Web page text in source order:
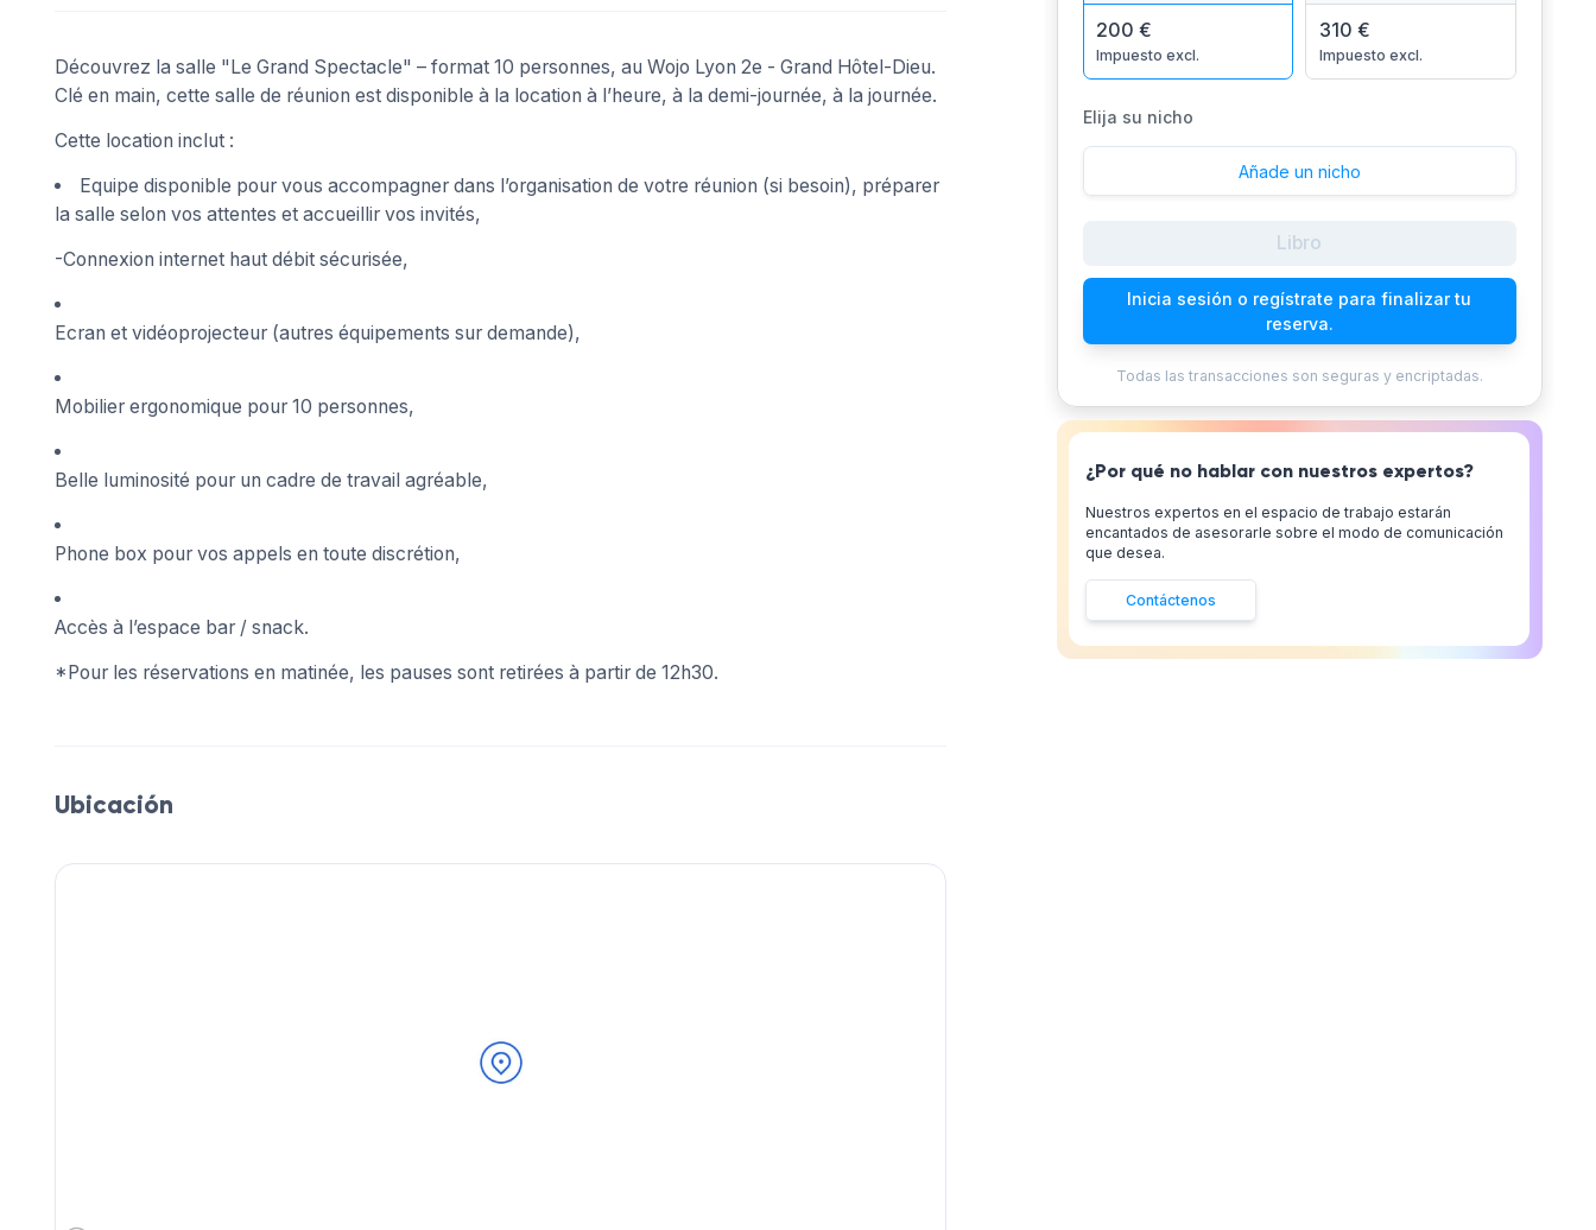
Découvrez la salle "Le Grand Spectacle" – format 10 personnes, au Wojo Lyon 2e - Grand Hôtel-Dieu.
Clé en main, cette salle de réunion est disponible à la location à l’heure, à la demi-journée, à la journée.
Cette location inclut :
Equipe disponible pour vous accompagner dans l’organisation de votre réunion (si besoin), préparer
la salle selon vos attentes et accueillir vos invités,
-Connexion internet haut débit sécurisée,
Ecran et vidéoprojecteur (autres équipements sur demande),
Mobilier ergonomique pour 10 personnes,
Belle luminosité pour un cadre de travail agréable,
Phone box pour vos appels en toute discrétion,
Accès à l’espace bar / snack.
*Pour les réservations en matinée, les pauses sont retirées à partir de 12h30.
Ubicación
200 €
Impuesto excl.
310 €
Impuesto excl.
Elija su nicho
Añade un nicho
Libro
Inicia sesión o regístrate para finalizar tu
reserva.
Todas las transacciones son seguras y encriptadas.
¿Por qué no hablar con nuestros expertos?
Nuestros expertos en el espacio de trabajo estarán
encantados de asesorarle sobre el modo de comunicación
que desea.
Contáctenos